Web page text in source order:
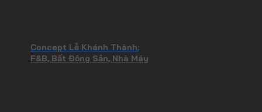
Concept Lễ Khánh Thành:
F&B, Bất Động Sản, Nhà Máy